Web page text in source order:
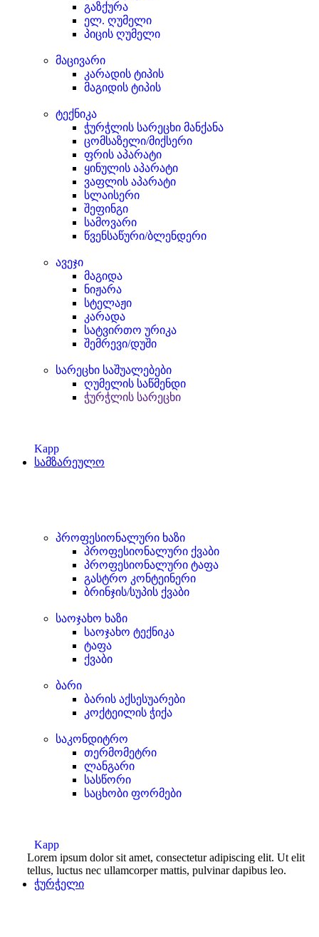
გაზქურა
ელ. ღუმელი
პიცის ღუმელი
მაცივარი
კარადის ტიპის
მაგიდის ტიპის
ტექნიკა
ჭურჭლის სარეცხი მანქანა
ცომსაზელი/მიქსერი
ფრის აპარატი
ყინულის აპარატი
ვაფლის აპარატი
სლაისერი
შეფინგი
სამოვარი
წვენსაწური/ბლენდერი
ავეჯი
მაგიდა
ნიჟარა
სტელაჟი
კარადა
სატვირთო ურიკა
შემრევი/დუში
სარეცხი საშუალებები
ღუმელის საწმენდი
ჭურჭლის სარეცხი
Kapp
სამზარეულო
პროფესიონალური ხაზი
პროფესიონალური ქვაბი
პროფესიონალური ტაფა
გასტრო კონტეინერი
ბრინჯის/სუპის ქვაბი
საოჯახო ხაზი
საოჯახო ტექნიკა
ტაფა
ქვაბი
ბარი
ბარის აქსესუარები
კოქტეილის ჭიქა
საკონდიტრო
თერმომეტრი
ლანგარი
სასწორი
საცხობი ფორმები
Kapp
Lorem ipsum dolor sit amet, consectetur adipiscing elit. Ut elit
tellus, luctus nec ullamcorper mattis, pulvinar dapibus leo.
ჭურჭელი